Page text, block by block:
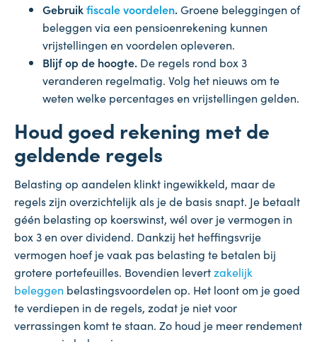
Gebruikfiscale voordelen.Groene beleggingen of
beleggen via een pensioenrekening kunnen
vrijstellingen en voordelen opleveren.
Blijf op de hoogte. De regels rond box 3
veranderen regelmatig. Volg het nieuws om te
weten welke percentages en vrijstellingen gelden.
Houd goed rekening met de
geldende regels
Belasting op aandelen klinkt ingewikkeld, maar de
regels zijn overzichtelijk als je de basis snapt. Je betaalt
géén belasting op koerswinst, wél over je vermogen in
box 3 en over dividend. Dankzij het heffingsvrije
vermogen hoef je vaak pas belasting te betalen bij
grotere portefeuilles. Bovendien levertzakelijk
beleggen belastingsvoordelen op. Het loont om je goed
te verdiepen in de regels, zodat je niet voor
verrassingen komt te staan. Zo houd je meer rendement